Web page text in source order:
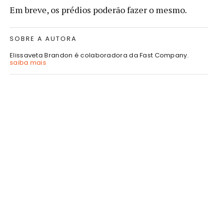
Em breve, os prédios poderão fazer o mesmo.
SOBRE A AUTORA
Elissaveta Brandon é colaboradora da Fast Company.
saiba mais